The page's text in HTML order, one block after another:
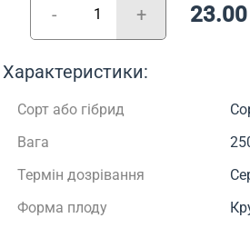
- + 23.00
Характеристики:
Сорт або гібрид
Вага
Термін дозрівання
Форма плоду